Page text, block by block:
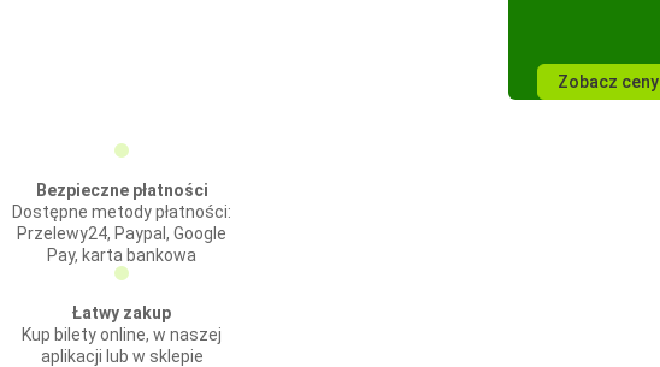
Zobacz ceny
Bezpieczne płatności
Dostępne metody płatności:
Przelewy24, Paypal, Google
Pay, karta bankowa
Łatwy zakup
Kup bilety online, w naszej
aplikacji lub w sklepie